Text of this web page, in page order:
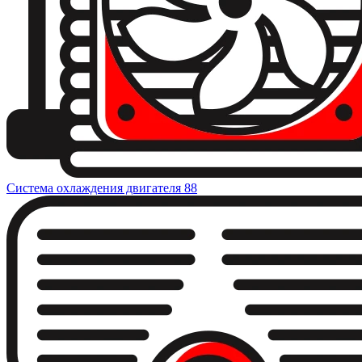
Система охлаждения двигателя 88